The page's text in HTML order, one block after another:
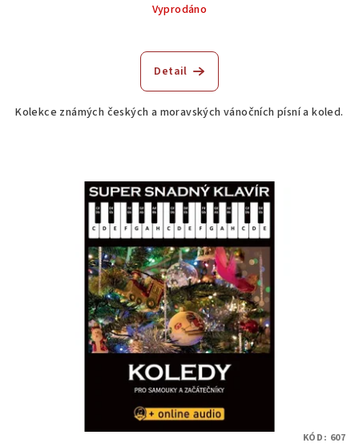
Vyprodáno
Detail
Kolekce známých českých a moravských vánočních písní a koled.
KÓD: 607